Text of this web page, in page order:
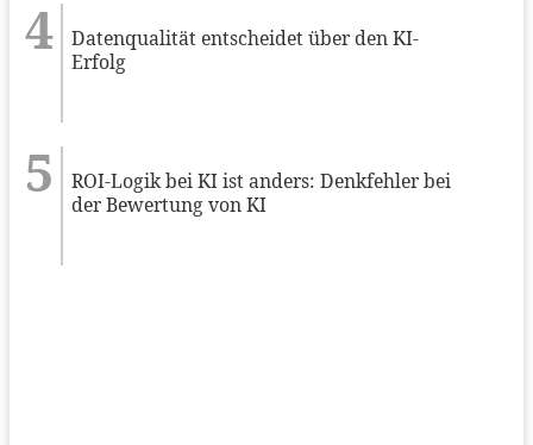
Datenqualität entscheidet über den KI-
Erfolg
ROI-Logik bei KI ist anders: Denkfehler bei
der Bewertung von KI